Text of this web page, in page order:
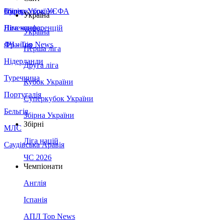
Збірна України
Італія
Німеччина
Франція
Нідерланди
Туреччина
Португалія
Бельгія
МЛС
Саудівська Аравія
Суперкубок УЄФА
Ліга конференцій
ЛЧ - Top News
Україна
Україна
Перша ліга
Друга ліга
Кубок України
Суперкубок України
Збірна України
Збірні
Ліга націй
ЧС 2026
Чемпіонати
Англія
Іспанія
АПЛ Top News